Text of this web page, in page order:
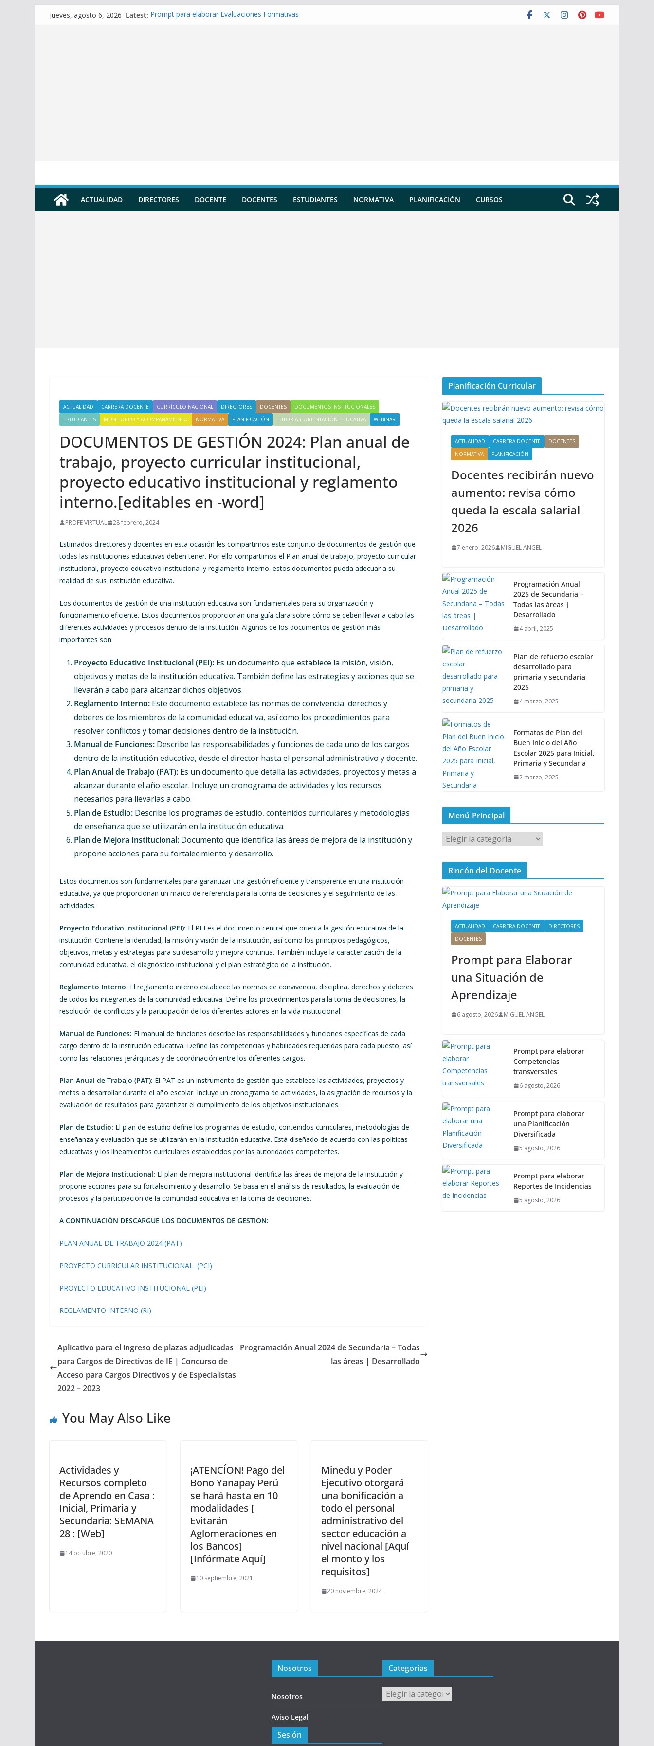
jueves, agosto 6, 2026 Latest: Prompt para elaborar Evaluaciones Formativas
ACTUALIDAD DIRECTORES DOCENTE DOCENTES ESTUDIANTES NORMATIVA PLANIFICACIÓN CURSOS
ACTUALIDAD CARRERA DOCENTE CURRÍCULO NACIONAL DIRECTORES DOCENTES
DOCUMENTOS INSTITUCIONALES
ESTUDIANTES
MONITOREO Y ACOMPAÑAMIENTO NORMATIVA PLANIFICACIÓN TUTORÍA Y ORIENTACIÓN EDUCATIVA WEBINAR
DOCUMENTOS DE GESTIÓN 2024: Plan anual de
trabajo, proyecto curricular institucional,
proyecto educativo institucional y reglamento
interno.[editables en -word]
PROFE VIRTUAL 28 febrero, 2024
Estimados directores y docentes en esta ocasión les compartimos este conjunto de documentos de gestión que
todas las instituciones educativas deben tener. Por ello compartimos el Plan anual de trabajo, proyecto curricular
institucional, proyecto educativo institucional y reglamento interno. estos documentos pueda adecuar a su
realidad de sus institución educativa.
Los documentos de gestión de una institución educativa son fundamentales para su organización y
funcionamiento eficiente. Estos documentos proporcionan una guía clara sobre cómo se deben llevar a cabo las
diferentes actividades y procesos dentro de la institución. Algunos de los documentos de gestión más
importantes son:
Proyecto Educativo Institucional (PEI): Es un documento que establece la misión, visión,
objetivos y metas de la institución educativa. También define las estrategias y acciones que se
llevarán a cabo para alcanzar dichos objetivos.
Reglamento Interno: Este documento establece las normas de convivencia, derechos y
deberes de los miembros de la comunidad educativa, así como los procedimientos para
resolver conflictos y tomar decisiones dentro de la institución.
Manual de Funciones: Describe las responsabilidades y funciones de cada uno de los cargos
dentro de la institución educativa, desde el director hasta el personal administrativo y docente.
Plan Anual de Trabajo (PAT): Es un documento que detalla las actividades, proyectos y metas a
alcanzar durante el año escolar. Incluye un cronograma de actividades y los recursos
necesarios para llevarlas a cabo.
Plan de Estudio: Describe los programas de estudio, contenidos curriculares y metodologías
de enseñanza que se utilizarán en la institución educativa.
Plan de Mejora Institucional: Documento que identifica las áreas de mejora de la institución y
propone acciones para su fortalecimiento y desarrollo.
Estos documentos son fundamentales para garantizar una gestión eficiente y transparente en una institución
educativa, ya que proporcionan un marco de referencia para la toma de decisiones y el seguimiento de las
actividades.
Proyecto Educativo Institucional (PEI): El PEI es el documento central que orienta la gestión educativa de la
institución. Contiene la identidad, la misión y visión de la institución, así como los principios pedagógicos,
objetivos, metas y estrategias para su desarrollo y mejora continua. También incluye la caracterización de la
comunidad educativa, el diagnóstico institucional y el plan estratégico de la institución.
Reglamento Interno: El reglamento interno establece las normas de convivencia, disciplina, derechos y deberes
de todos los integrantes de la comunidad educativa. Define los procedimientos para la toma de decisiones, la
resolución de conflictos y la participación de los diferentes actores en la vida institucional.
Manual de Funciones: El manual de funciones describe las responsabilidades y funciones específicas de cada
cargo dentro de la institución educativa. Define las competencias y habilidades requeridas para cada puesto, así
como las relaciones jerárquicas y de coordinación entre los diferentes cargos.
Plan Anual de Trabajo (PAT): El PAT es un instrumento de gestión que establece las actividades, proyectos y
metas a desarrollar durante el año escolar. Incluye un cronograma de actividades, la asignación de recursos y la
evaluación de resultados para garantizar el cumplimiento de los objetivos institucionales.
Plan de Estudio: El plan de estudio define los programas de estudio, contenidos curriculares, metodologías de
enseñanza y evaluación que se utilizarán en la institución educativa. Está diseñado de acuerdo con las políticas
educativas y los lineamientos curriculares establecidos por las autoridades competentes.
Plan de Mejora Institucional: El plan de mejora institucional identifica las áreas de mejora de la institución y
propone acciones para su fortalecimiento y desarrollo. Se basa en el análisis de resultados, la evaluación de
procesos y la participación de la comunidad educativa en la toma de decisiones.
A CONTINUACIÓN DESCARGUE LOS DOCUMENTOS DE GESTION:
PLAN ANUAL DE TRABAJO 2024 (PAT)
PROYECTO CURRICULAR INSTITUCIONAL (PCI)
PROYECTO EDUCATIVO INSTITUCIONAL (PEI)
REGLAMENTO INTERNO (RI)
Aplicativo para el ingreso de plazas adjudicadas
para Cargos de Directivos de IE | Concurso de
Acceso para Cargos Directivos y de Especialistas
2022 – 2023
Programación Anual 2024 de Secundaria – Todas
las áreas | Desarrollado
You May Also Like
Actividades y
Recursos completo
de Aprendo en Casa :
Inicial, Primaria y
Secundaria: SEMANA
28 : [Web]
14 octubre, 2020
¡ATENCÍON! Pago del
Bono Yanapay Perú
se hará hasta en 10
modalidades [
Evitarán
Aglomeraciones en
los Bancos]
[Infórmate Aquí]
10 septiembre, 2021
Minedu y Poder
Ejecutivo otorgará
una bonificación a
todo el personal
administrativo del
sector educación a
nivel nacional [Aquí
el monto y los
requisitos]
20 noviembre, 2024
Planificación Curricular
ACTUALIDAD CARRERA DOCENTE
DOCENTES
NORMATIVA
PLANIFICACIÓN
Docentes recibirán nuevo
aumento: revisa cómo
queda la escala salarial
2026
7 enero, 2026 MIGUEL ANGEL
Programación Anual
2025 de Secundaria –
Todas las áreas |
Desarrollado
4 abril, 2025
Plan de refuerzo escolar
desarrollado para
primaria y secundaria
2025
4 marzo, 2025
Formatos de Plan del
Buen Inicio del Año
Escolar 2025 para Inicial,
Primaria y Secundaria
2 marzo, 2025
Menú Principal
M
e
n
P
i
Rincón del Docente
ACTUALIDAD CARRERA DOCENTE
DIRECTORES
DOCENTES
Prompt para Elaborar
una Situación de
Aprendizaje
6 agosto, 2026 MIGUEL ANGEL
Prompt para elaborar
Competencias
transversales
6 agosto, 2026
Prompt para elaborar
una Planificación
Diversificada
5 agosto, 2026
Prompt para elaborar
Reportes de Incidencias
5 agosto, 2026
Nosotros
Nosotros
Aviso Legal
Sesión
Categorías
Categorías